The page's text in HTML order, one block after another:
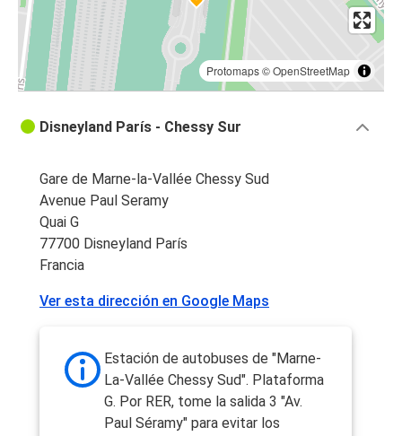
Protomaps©OpenStreetMap
Disneyland París - Chessy Sur
Gare de Marne-la-Vallée Chessy Sud
Avenue Paul Seramy
Quai G
77700 Disneyland París
Francia
Ver esta dirección en Google Maps
Estación de autobuses de "Marne-
La-Vallée Chessy Sud". Plataforma
G. Por RER, tome la salida 3 "Av.
Paul Séramy" para evitar los